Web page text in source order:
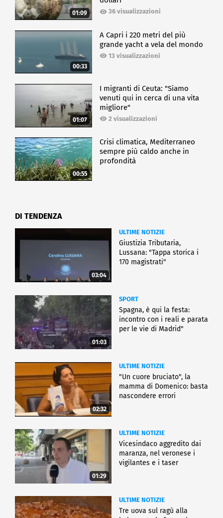
01:09 36 visualizzazioni
00:33
A Capri i 220 metri del più
grande yacht a vela del mondo
13 visualizzazioni
01:07
I migranti di Ceuta: "Siamo
venuti qui in cerca di una vita
migliore"
2 visualizzazioni
00:55
Crisi climatica, Mediterraneo
sempre più caldo anche in
profondità
DI TENDENZA
03:04
ULTIME NOTIZIE
Giustizia Tributaria,
Lussana: "Tappa storica i
170 magistrati"
01:03
SPORT
Spagna, è qui la festa:
incontro con i reali e parata
per le vie di Madrid"
02:32
ULTIME NOTIZIE
"Un cuore bruciato", la
mamma di Domenico: basta
nascondere errori
01:29
ULTIME NOTIZIE
Vicesindaco aggredito dai
maranza, nel veronese i
vigilantes e i taser
ULTIME NOTIZIE
Tre uova sul ragù alla